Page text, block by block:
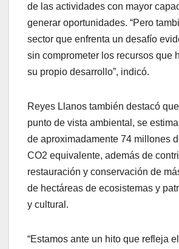
de las actividades con mayor
generar oportunidades. “Pero
sector que enfrenta un desafío
sin comprometer los recursos que
su propio desarrollo”, indicó.
Reyes Llanos también destacó
punto de vista ambiental, se
de aproximadamente 74 millones
CO2 equivalente, además de
restauración y conservación de
de hectáreas de ecosistemas y
y cultural.
“Estamos ante un hito que refleja